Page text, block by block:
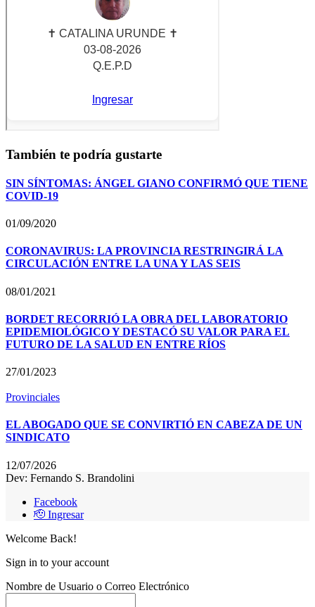
También te podría gustarte
SIN SÍNTOMAS: ÁNGEL GIANO CONFIRMÓ QUE TIENE
COVID-19
01/09/2020
CORONAVIRUS: LA PROVINCIA RESTRINGIRÁ LA
CIRCULACIÓN ENTRE LA UNA Y LAS SEIS
08/01/2021
BORDET RECORRIÓ LA OBRA DEL LABORATORIO
EPIDEMIOLÓGICO Y DESTACÓ SU VALOR PARA EL
FUTURO DE LA SALUD EN ENTRE RÍOS
27/01/2023
Provinciales
EL ABOGADO QUE SE CONVIRTIÓ EN CABEZA DE UN
SINDICATO
12/07/2026
Dev: Fernando S. Brandolini
Facebook
🫡 Ingresar
Welcome Back!
Sign in to your account
Nombre de Usuario o Correo Electrónico